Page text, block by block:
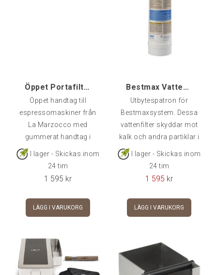
Öppet Portafilter La Marzocco, L111/X.01
Öppet handtag till
espressomaskiner från
La Marzocco med
gummerat handtag i
ergonomisk lutning.
I lager - Skickas inom
24 tim
1 595 kr
LÄGG I VARUKORG
Bestmax Vattenfilter V Premium
Utbytespatron för
Bestmaxsystem. Dessa
vattenfilter skyddar mot
kalk och andra partiklar i
vattnet som kan skada
din maskin.Bestmax
och förbättrar smaken på
kaffet.OBS: Utbytesfilter,
I lager - Skickas inom
24 tim
1 595 kr
LÄGG I VARUKORG